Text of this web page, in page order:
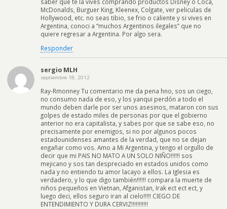
McDonalds, Burguer King, Kleenex, Colgate, ver peliculas de
Hollywood, etc. no seas tibio, se frio o caliente y si vives en
Argentina, conoci a “muchos Argentinos ilegales” que no
quiere regresar a Argentina. Por algo sera.
Responder
sergio MLH
septiembre 18, 2012
Ray-Rmonney Tu comentario me da pena hno, sos un ciego,
no consumo nada de eso, y los yanqui perdón a todo el
mundo deben darle por ser unos asesinos, mataron con sus
golpes de estado miles de personas por que el gobierno
anterior no era capitalista, y sabes por que se sabe eso, no
precisamente por enemigos, si no por algunos pocos
estadounidenses amantes de la verdad, que no se dejan
engañar como vos. Amo a Mi Argentina, y tengo el orgullo de
decir que mi PAIS NO MATO A UN SOLO NIÑO!!!!!! sos
mejicano y sos tan despreciado en estados unidos como
nada y no entiendo tu amor lacayo a ellos. La Iglesia es
verdadero, y lo que digo también!!!!!! compara la muerte de
niños pequeños en Vietnan, Afganistan, Irak ect ect ect, y
luego deci, ellos seguro iran al cielo!!!!! CIEGO DE
ENTENDIMIENTO Y DURA CERVIZ!!!!!!!!!!!